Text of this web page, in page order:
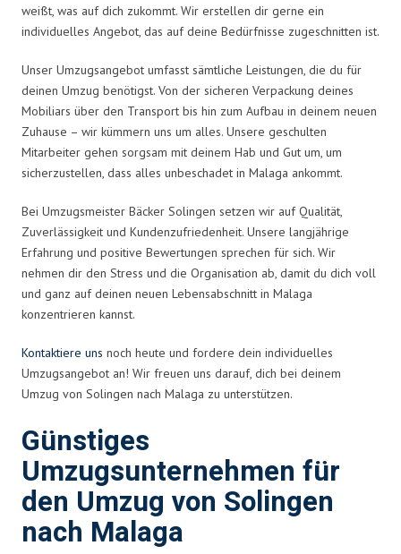
weißt, was auf dich zukommt. Wir erstellen dir gerne ein
individuelles Angebot, das auf deine Bedürfnisse zugeschnitten ist.
Unser Umzugsangebot umfasst sämtliche Leistungen, die du für
deinen Umzug benötigst. Von der sicheren Verpackung deines
Mobiliars über den Transport bis hin zum Aufbau in deinem neuen
Zuhause – wir kümmern uns um alles. Unsere geschulten
Mitarbeiter gehen sorgsam mit deinem Hab und Gut um, um
sicherzustellen, dass alles unbeschadet in Malaga ankommt.
Bei Umzugsmeister Bäcker Solingen setzen wir auf Qualität,
Zuverlässigkeit und Kundenzufriedenheit. Unsere langjährige
Erfahrung und positive Bewertungen sprechen für sich. Wir
nehmen dir den Stress und die Organisation ab, damit du dich voll
und ganz auf deinen neuen Lebensabschnitt in Malaga
konzentrieren kannst.
Kontaktiere uns noch heute und fordere dein individuelles
Umzugsangebot an! Wir freuen uns darauf, dich bei deinem
Umzug von Solingen nach Malaga zu unterstützen.
Günstiges
Umzugsunternehmen für
den Umzug von Solingen
nach Malaga